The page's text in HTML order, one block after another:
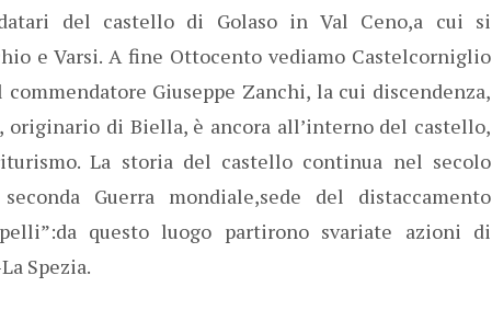
del castello di Golaso in Val Ceno,a cui si
e Varsi. A fine Ottocento vediamo Castelcorniglio
Giuseppe Zanchi, la cui discendenza,
originario di Biella, è ancora all’interno del castello,
La storia del castello continua nel secolo
Guerra mondiale,sede del distaccamento
questo luogo partirono svariate azioni di
Spezia.